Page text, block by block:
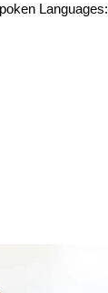
Languages: